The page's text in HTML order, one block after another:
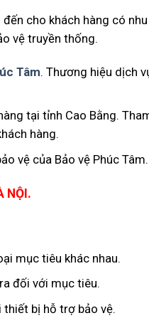
cho khách hàng có
vệ truyền thống.
Tâm. Thương hiệu dịch
tại tỉnh Cao Bằng.
hàng.
vệ của Bảo vệ Phúc Tâm.
NỘI.
mục tiêu khác nhau.
đối với mục tiêu.
bị hỗ trợ bảo vệ.